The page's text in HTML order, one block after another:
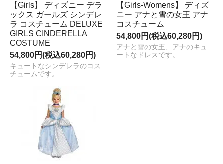
【Girls】 ディズニー デラ
ックス ガールズ シンデレ
ラ コスチューム DELUXE
GIRLS CINDERELLA
COSTUME
54,800円(税込60,280円)
キュートなシンデレラのコス
チュームです。
【Girls-Womens】 ディズ
ニー アナと雪の女王 アナ
コスチューム
54,800円(税込60,280円)
アナと雪の女王、アナのキュ
ートなドレスです。